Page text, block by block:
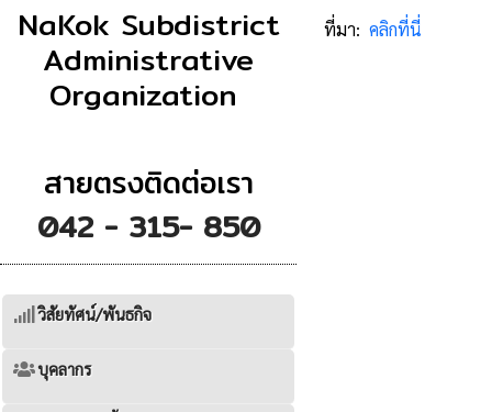
NaKok Subdistrict
Administrative
Organization
สายตรงติดต่อเรา
042 - 315- 850
วิสัยทัศน์/พันธกิจ
บุคลากร
ที่มา: คลิกที่นี่